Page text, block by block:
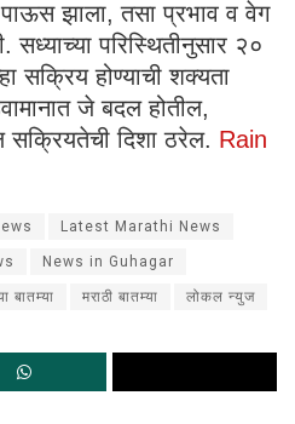
झाला, तसा प्रभाव व वेग
सध्याच्या परिस्थितीनुसार २०
सक्रिय होण्याची शक्यता
जे बदल होतील,
सक्रियतेची दिशा ठरेल. Rain
Latest Marathi News
News in Guhagar
बातम्या मराठी बातम्या लोकल न्युज